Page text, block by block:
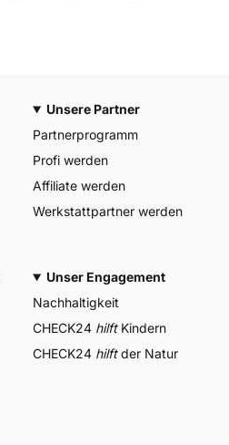
Unsere Partner
Partnerprogramm
Profi werden
Affiliate werden
Werkstattpartner werden
Unser Engagement
Nachhaltigkeit
CHECK24 hilftKindern
CHECK24 hilftder Natur